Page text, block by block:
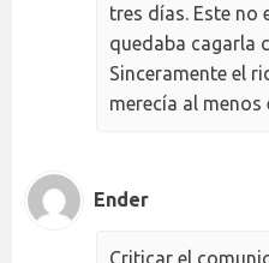
tres días. Este no
quedaba cagarla
Sinceramente el
merecía al
Ender
Criticar el